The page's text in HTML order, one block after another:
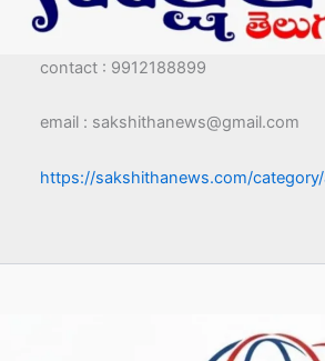
contact : 9912188899
email : sakshithanews@gmail.com
https://sakshithanews.com/